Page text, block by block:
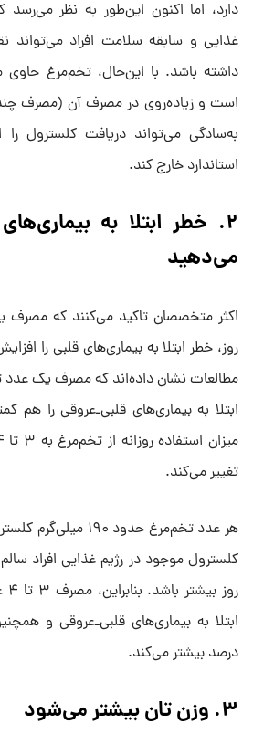
دارد، اما اکنون این‌طور به نظر
غذایی و سابقه سلامت افراد
داشته باشد. با این‌حال، تخم‌مرغ حاوی
است و زیاده‌روی در مصرف آن (مصرف
به‌سادگی می‌تواند دریافت کلسترول
استاندارد خارج کند.
۲. خطر ابتلا به
می‌دهید
اکثر متخصصان تاکید می‌کنند که
روز، خطر ابتلا به بیماری‌های قلبی را
مطالعات نشان داده‌اند که مصرف یک عدد
ابتلا به بیماری‌های قلبی‌ـ‌عروقی را هم
تغییر می‌کند.
هر عدد تخم‌مرغ حدود
درصد بیشتر می‌کند.
۳. وزن تان بیشتر می‌شود